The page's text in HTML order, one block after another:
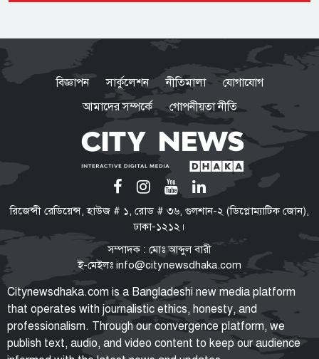
প্রধানমন্ত্রী
জুলাই আন্দোলনে পলককে ইন্টারনেট
‘স্লো’ করার নির্দেশ দেন ওবায়দুল
কাদের
জরুরি নিয়োগ বিজ্ঞপ্তি
বেসরকারি প্রতিষ্ঠানের মালিকের বাসা
ভারতের বাংলাদেশ সফর অনিশ্চিত,
দুশ্চিন্তায় বিসিবি
বিজ্ঞাপন সার্কুলেশন নীতিমালা
যোগাযোগ
আমাদের সম্পর্কে
গোপনীয়তা নীতি
রিজেন্সী রেডিয়েন্স, হাউজ # ১, রোড # ৩৬, গুলশান-২ (ডিপ্লোম্যাটিক জোন),
ঢাকা-১২১২।
সম্পাদক : মোঃ আব্দুল বারী
ই-মেইলঃ info@citynewsdhaka.com
Citynewsdhaka.com is a Bangladeshi new media platform
that operates with journalistic ethics, honesty, and
professionalism. Through our convergence platform, we
publish text, audio, and video content to keep our audience